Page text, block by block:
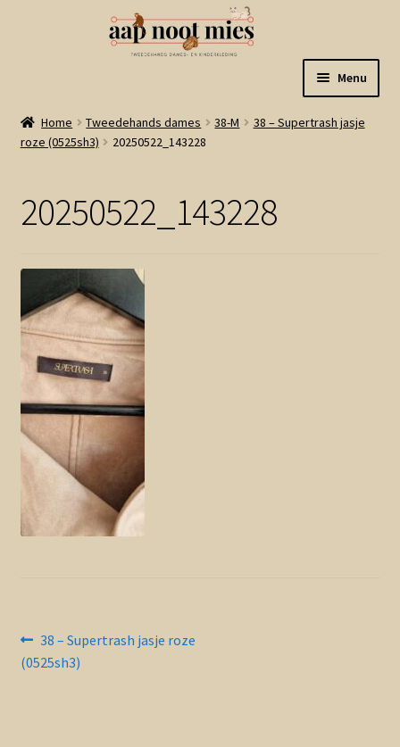
naar
navigatie
de
inhoud
Menu
Welkom
Winkel
Winkelmand
Linkjes
Contact en nieuwsbrief
Home Tweedehands dames 38-M
38 – Supertrash jasje
roze (0525sh3)
20250522_143228
20250522_143228
Bericht
navigatie
Vorig
bericht:
38 – Supertrash jasje roze
(0525sh3)